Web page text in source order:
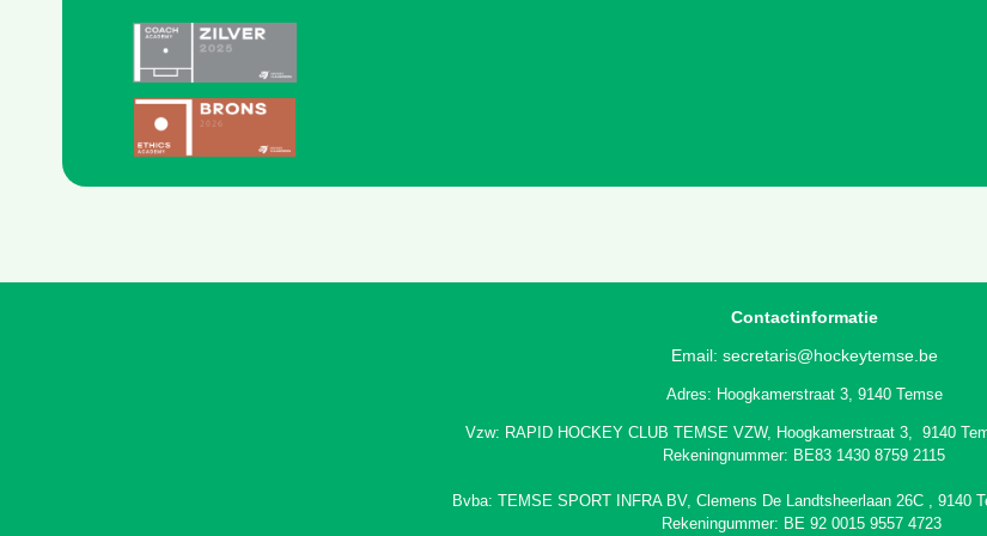
Contactinformatie
Email: secretaris@hockeytemse.be
Adres: Hoogkamerstraat 3, 9140 Temse
Vzw: RAPID HOCKEY CLUB TEMSE VZW, Hoogkamerstraat 3, 9140
Rekeningnummer: BE83 1430 8759 2115
Bvba: TEMSE SPORT INFRA BV, Clemens De Landtsheerlaan 26C , 9140
Rekeningummer: BE 92 0015 9557 4723